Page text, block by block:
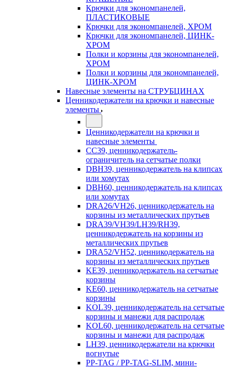
Крючки для экономпанелей,
ПЛАСТИКОВЫЕ
Крючки для экономпанелей, ХРОМ
Крючки для экономпанелей, ЦИНК-
ХРОМ
Полки и корзины для экономпанелей,
ХРОМ
Полки и корзины для экономпанелей,
ЦИНК-ХРОМ
Навесные элементы на СТРУБЦИНАХ
Ценникодержатели на крючки и навесные
элементы
Ценникодержатели на крючки и
навесные элементы
CC39, ценникодержатель-
ограничитель на сетчатые полки
DBH39, ценникодержатель на клипсах
или хомутах
DBH60, ценникодержатель на клипсах
или хомутах
DRA26/VH26, ценникодержатель на
корзины из металлических прутьев
DRA39/VH39/LH39/RH39,
ценникодержатель на корзины из
металлических прутьев
DRA52/VH52, ценникодержатель на
корзины из металлических прутьев
KE39, ценникодержатель на сетчатые
корзины
KE60, ценникодержатель на сетчатые
корзины
KOL39, ценникодержатель на сетчатые
корзины и манежи для распродаж
KOL60, ценникодержатель на сетчатые
корзины и манежи для распродаж
LH39, ценникодержатели на крючки
вогнутые
PP-TAG / PP-TAG-SLIM, мини-